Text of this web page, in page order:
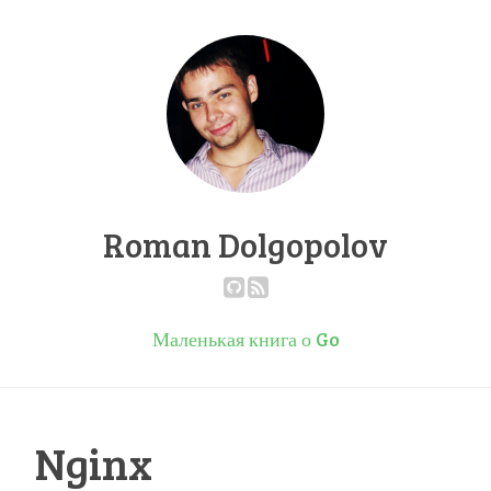
Roman Dolgopolov
Маленькая книга о Go
Nginx